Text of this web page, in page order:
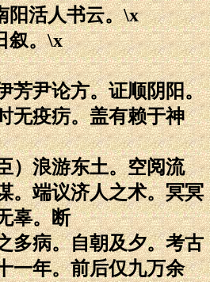
阳活人书云。\x
叙。\x
芳尹论方。证顺阴阳。
无疫疠。盖有赖于神
）浪游东土。空阅流
。端议济人之术。冥冥
辜。断
多病。自朝及夕。考古
一年。前后仅九万余